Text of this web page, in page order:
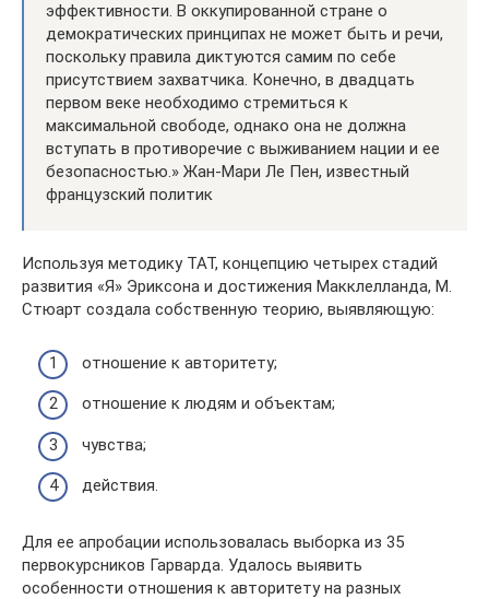
эффективности. В оккупированной стране о
демократических принципах не может быть и речи,
поскольку правила диктуются самим по себе
присутствием захватчика. Конечно, в двадцать
первом веке необходимо стремиться к
максимальной свободе, однако она не должна
вступать в противоречие с выживанием нации и ее
безопасностью.» Жан-Мари Ле Пен, известный
французский политик
Используя методику ТАТ, концепцию четырех стадий
развития «Я» Эриксона и достижения Макклелланда, М.
Стюарт создала собственную теорию, выявляющую:
отношение к авторитету;
отношение к людям и объектам;
чувства;
действия.
Для ее апробации использовалась выборка из 35
первокурсников Гарварда. Удалось выявить
особенности отношения к авторитету на разных